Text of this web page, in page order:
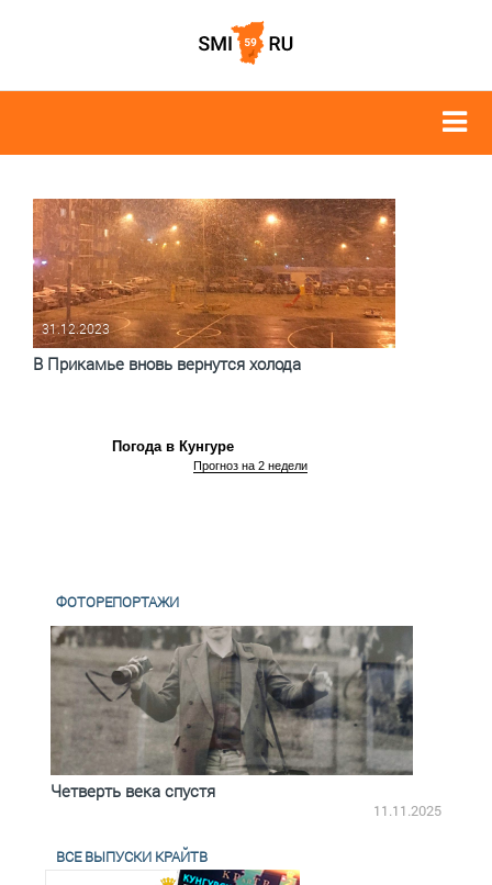
31.12.2023
В Прикамье вновь вернутся холода
Погода в Кунгуре
Прогноз на 2 недели
ФОТОРЕПОРТАЖИ
Четверть века спустя
11.11.2025
ВСЕ ВЫПУСКИ КРАЙТВ